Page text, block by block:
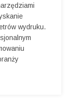
wydruku.